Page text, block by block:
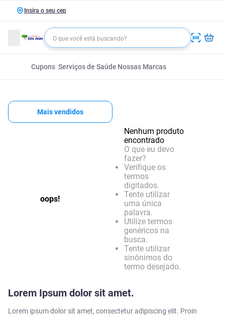
Insira o seu cep
Cupons Serviços de Saúde Nossas Marcas
Mais vendidos
oops!
Nenhum produto
encontrado
O que eu devo
fazer?
Verifique os
termos
digitados.
Tente utilizar
uma única
palavra.
Utilize termos
genéricos na
busca.
Tente utilizar
sinônimos do
termo desejado.
Lorem Ipsum dolor sit amet.
Lorem ipsum dolor sit amet, consectetur adipiscing elit. Proin